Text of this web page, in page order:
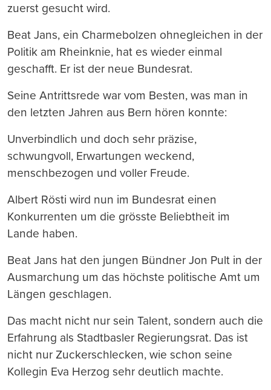
zuerst gesucht wird.
Beat Jans, ein Charmebolzen ohnegleichen in der
Politik am Rheinknie, hat es wieder einmal
geschafft. Er ist der neue Bundesrat.
Seine Antrittsrede war vom Besten, was man in
den letzten Jahren aus Bern hören konnte:
Unverbindlich und doch sehr präzise,
schwungvoll, Erwartungen weckend,
menschbezogen und voller Freude.
Albert Rösti wird nun im Bundesrat einen
Konkurrenten um die grösste Beliebtheit im
Lande haben.
Beat Jans hat den jungen Bündner Jon Pult in der
Ausmarchung um das höchste politische Amt um
Längen geschlagen.
Das macht nicht nur sein Talent, sondern auch die
Erfahrung als Stadtbasler Regierungsrat. Das ist
nicht nur Zuckerschlecken, wie schon seine
Kollegin Eva Herzog sehr deutlich machte.